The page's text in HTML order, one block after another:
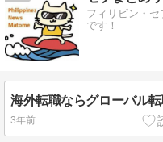
フィリピン・
です！
海外転職ならグローバル
3年前